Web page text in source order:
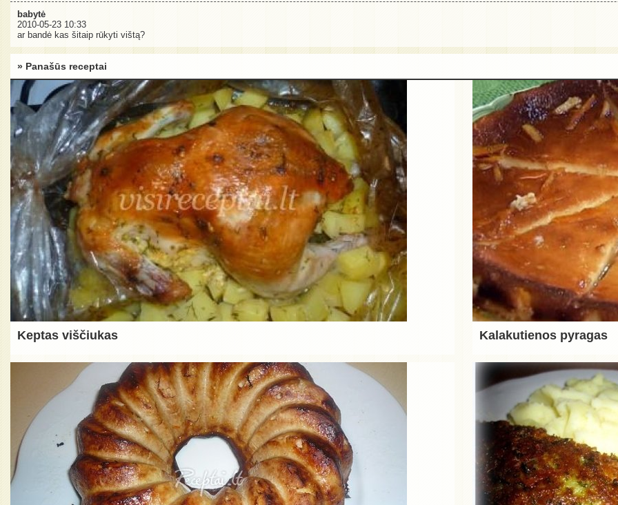
babytė
2010-05-23 10:33
ar bandė kas šitaip rūkyti vištą?
» Panašūs receptai
Keptas viščiukas Kalakutienos pyragas